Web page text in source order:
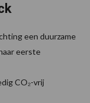
een duurzame
eerste
CO₂-vrij